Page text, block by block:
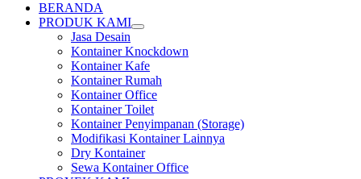
BERANDA
PRODUK KAMI
Jasa Desain
Kontainer Knockdown
Kontainer Kafe
Kontainer Rumah
Kontainer Office
Kontainer Toilet
Kontainer Penyimpanan (Storage)
Modifikasi Kontainer Lainnya
Dry Kontainer
Sewa Kontainer Office